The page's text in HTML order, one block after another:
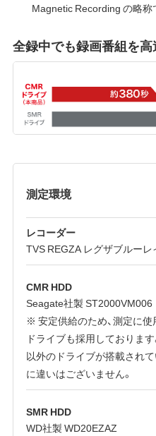
Magnetic Recording の略称
全録中でも録画番組を
測定環境
レコーダー
TVS REGZA レグザブルー
CMR HDD
Seagate社製 ST2000VM006
※ 安定供給のため、測定に
ドライブも採用しておりま
以外のドライブが搭載され
に違いはございません。
SMR HDD
WD社製 WD20EZAZ